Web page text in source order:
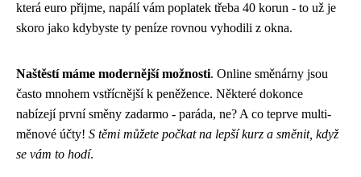
která euro přijme, napálí vám poplatek třeba 40 korun - to už je
skoro jako kdybyste ty peníze rovnou vyhodili z okna.
Naštěstí máme modernější možnosti. Online směnárny jsou
často mnohem vstřícnější k peněžence. Některé dokonce
nabízejí první směny zadarmo - paráda, ne? A co teprve multi-
měnové účty! S těmi můžete počkat na lepší kurz a směnit, když
se vám to hodí.